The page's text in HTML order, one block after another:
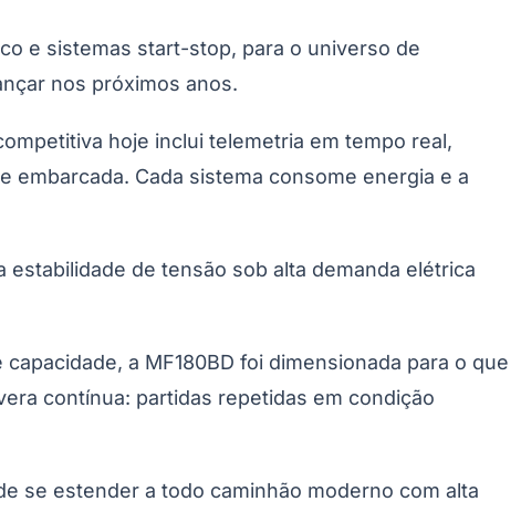
e sistemas start-stop, para o universo de
nos próximos anos.
hoje inclui telemetria em tempo real,
Cada sistema consome energia e a
de tensão sob alta demanda elétrica
a MF180BD foi dimensionada para o que
contínua: partidas repetidas em condição
se estender a todo caminhão moderno com alta